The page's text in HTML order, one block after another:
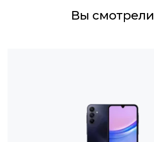
Вы смотрели